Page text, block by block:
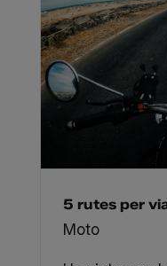
5 rutes per
Moto